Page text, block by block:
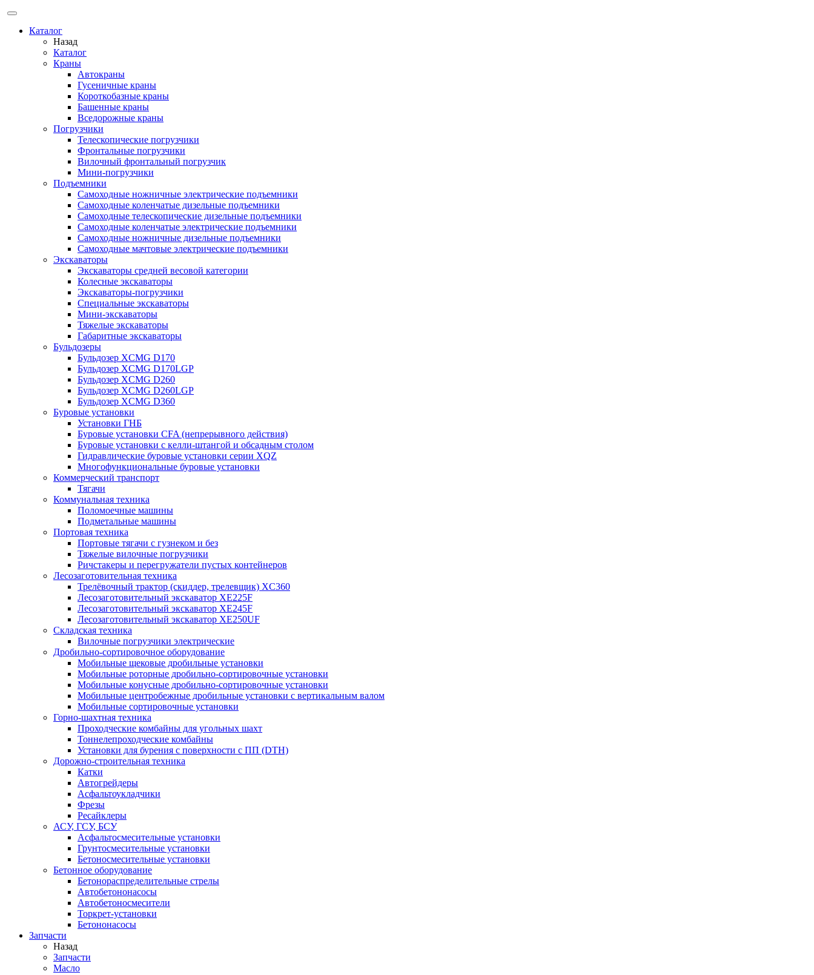
Каталог
Назад
Каталог
Краны
Автокраны
Гусеничные краны
Короткобазные краны
Башенные краны
Вcедорожные краны
Погрузчики
Телескопические погрузчики
Фронтальные погрузчики
Вилочный фронтальный погрузчик
Мини-погрузчики
Подъемники
Самоходные ножничные электрические подъемники
Самоходные коленчатые дизельные подъемники
Самоходные телескопические дизельные подъемники
Самоходные коленчатые электрические подъемники
Самоходные ножничные дизельные подъемники
Самоходные мачтовые электрические подъемники
Экскаваторы
Экскаваторы средней весовой категории
Колесные экскаваторы
Экскаваторы-погрузчики
Специальные экскаваторы
Мини-экскаваторы
Тяжелые экскаваторы
Габаритные экскаваторы
Бульдозеры
Бульдозер XCMG D170
Бульдозер XCMG D170LGP
Бульдозер XCMG D260
Бульдозер XCMG D260LGP
Бульдозер XCMG D360
Буровые установки
Установки ГНБ
Буровые установки CFA (непрерывного действия)
Буровые установки с келли-штангой и обсадным столом
Гидравлические буровые установки серии XQZ
Многофункциональные буровые установки
Коммерческий транспорт
Тягачи
Коммунальная техника
Поломоечные машины
Подметальные машины
Портовая техника
Портовые тягачи с гузнеком и без
Тяжелые вилочные погрузчики
Ричстакеры и перегружатели пустых контейнеров
Лесозаготовительная техника
Трелёвочный трактор (скиддер, трелевщик) XC360
Лесозаготовительный экскаватор XE225F
Лесозаготовительный экскаватор XE245F
Лесозаготовительный экскаватор XE250UF
Складская техника
Вилочные погрузчики электрические
Дробильно-сортировочное оборудование
Мобильные щековые дробильные установки
Мобильные роторные дробильно-сортировочные установки
Мобильные конусные дробильно-сортировочные установки
Мобильные центробежные дробильные установки с вертикальным валом
Мобильные сортировочные установки
Горно-шахтная техника
Проходческие комбайны для угольных шахт
Тоннелепроходческие комбайны
Установки для бурения с поверхности с ПП (DTH)
Дорожно-строительная техника
Катки
Автогрейдеры
Асфальтоукладчики
Фрезы
Ресайклеры
АСУ, ГСУ, БСУ
Асфальтосмесительные установки
Грунтосмесительные установки
Бетоносмесительные установки
Бетонное оборудование
Бетонораспределительные стрелы
Автобетононасосы
Автобетоносмесители
Торкрет-установки
Бетононасосы
Запчасти
Назад
Запчасти
Масло